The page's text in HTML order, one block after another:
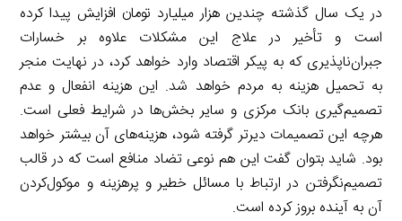
در یک سال گذشته چندین هزار میلیارد تومان افزایش پیدا کرده
است و تأخیر در علاج این مشکلات علاوه بر خسارات
جبران‌ناپذیری که به پیکر اقتصاد وارد خواهد کرد، در نهایت منجر
به تحمیل هزینه به مردم خواهد شد. این هزینه انفعال و عدم
تصمیم‌گیری بانک مرکزی ‌و سایر بخش‌ها‌ در شرایط فعلی است.
هرچه این تصمیمات دیرتر گرفته شود، هزینه‌های آن بیشتر خواهد
بود. شاید بتوان گفت این هم نوعی تضاد منافع است که در قالب
تصمیم‌نگرفتن در ارتباط با مسائل خطیر و پرهزینه و موکول‌کردن
آن به آینده بروز کرده است.